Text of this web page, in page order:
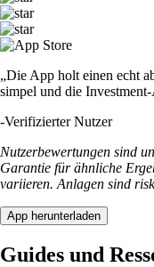
„Die App holt einen echt
simpel und die
-Verifizierter Nutzer
Nutzerbewertungen sind
Garantie für ähnliche
variieren. Anlagen sind
App herunterladen
Guides und